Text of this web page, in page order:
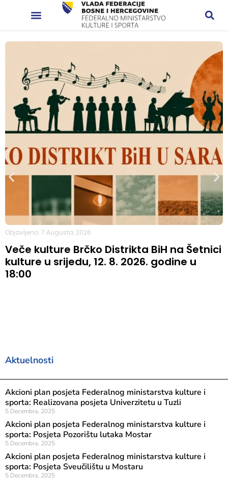
Objavljeno: 7 Augusta, 2026
Veče kulture Brčko Distrikta BiH na Šetnici
kulture u srijedu, 12. 8. 2026. godine u
18:00
Aktuelnosti
Akcioni plan posjeta Federalnog ministarstva kulture i
sporta: Realizovana posjeta Univerzitetu u Tuzli
5 Decembra, 2025
Akcioni plan posjeta Federalnog ministarstva kulture i
sporta: Posjeta Pozorištu lutaka Mostar
5 Decembra, 2025
Akcioni plan posjeta Federalnog ministarstva kulture i
sporta: Posjeta Sveučilištu u Mostaru
5 Decembra, 2025